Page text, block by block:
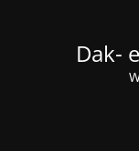
Dak-